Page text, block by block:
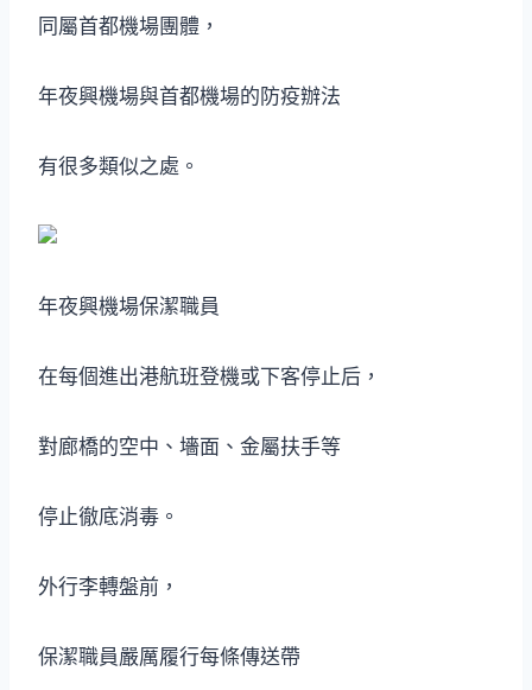
同屬首都機場團體，
年夜興機場與首都機場的防疫辦法
有很多類似之處。
年夜興機場保潔職員
在每個進出港航班登機或下客停止后，
對廊橋的空中、墻面、金屬扶手等
停止徹底消毒。
外行李轉盤前，
保潔職員嚴厲履行每條傳送帶